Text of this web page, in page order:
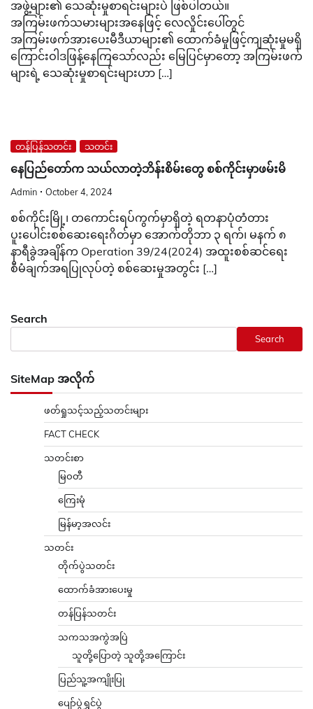
အဖွဲ့များ၏ သေဆုံးမှုစာရင်းများပဲ ဖြစ်ပါတယ်။
အကြမ်းဖက်သမားများအနေဖြင့် လေလှိုင်းပေါ်တွင်
အကြမ်းဖက်အားပေးမီဒီယာများ၏ ထောက်ခံမှုဖြင့်ကျဆုံးမှုမရှိ
ကြောင်းဝါဒဖြန့်နေကြသော်လည်း မြေပြင်မှာတော့ အကြမ်းဖက်
များရဲ့ သေဆုံးမှုစာရင်းများဟာ […]
တန်ပြန်သတင်း သတင်း
နေပြည်တော်က သယ်လာတဲ့ဘိန်းစိမ်းတွေ စစ်ကိုင်းမှာဖမ်းမိ
Admin October 4, 2024
စစ်ကိုင်းမြို့၊ တကောင်းရပ်ကွက်မှာရှိတဲ့ ရတနာပုံတံတား
ပူးပေါင်းစစ်ဆေးရေးဂိတ်မှာ အောက်တိုဘာ ၃ ရက်၊ မနက် ၈
နာရီခွဲအချိန်က Operation 39/24(2024) အထူးစစ်ဆင်ရေး
စီမံချက်အရပြုလုပ်တဲ့ စစ်ဆေးမှုအတွင်း […]
Search
Search
SiteMap အလိုက်
ဖတ်ရှုသင့်သည့်သတင်းများ
FACT CHECK
သတင်းစာ
မြဝတီ
ကြေးမုံ
မြန်မာ့အလင်း
သတင်း
တိုက်ပွဲသတင်း
ထောက်ခံအားပေးမှု
တန်ပြန်သတင်း
သကသအကွဲအပြဲ
သူတို့ပြောတဲ့ သူတို့အကြောင်း
ပြည်သူ့အကျိုးပြု
ပျော်ပွဲရွှင်ပွဲ